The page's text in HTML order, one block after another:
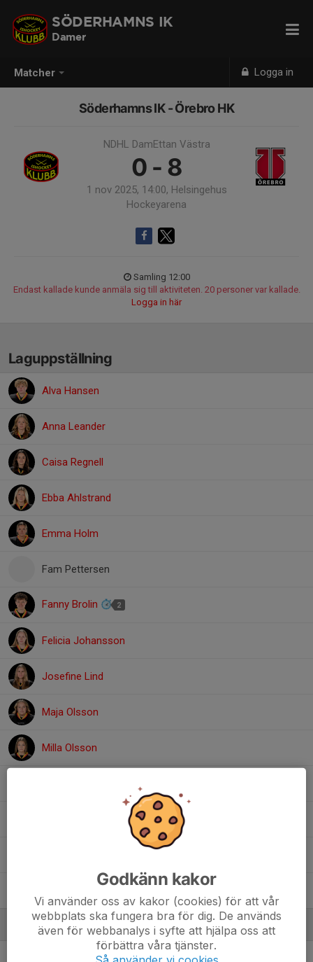
Matcher Logga in
SÖDERHAMNS IK
Damer
Söderhamns IK - Örebro HK
NDHL DamEttan Västra
0 - 8
1 nov 2025, 14:00, Helsingehus
Hockeyarena
Samling 12:00
Endast kallade kunde anmäla sig till aktiviteten. 20 personer var kallade.
Logga in här
Laguppställning
Alva Hansen
Anna Leander
Caisa Regnell
Ebba Ahlstrand
Emma Holm
Fam Pettersen
Fanny Brolin 2
Felicia Johansson
Josefine Lind
Maja Olsson
Milla Olsson
Ledare
Daniel BrolinHuvudtränare
Godkänn kakor
Vi använder oss av kakor (cookies) för att vår
webbplats ska fungera bra för dig. De används
även för webbanalys i syfte att hjälpa oss att
förbättra våra tjänster.